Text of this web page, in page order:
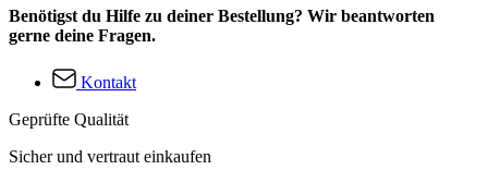
Benötigst du Hilfe zu deiner Bestellung? Wir beantworten
gerne deine Fragen.
Kontakt
Geprüfte Qualität
Sicher und vertraut einkaufen